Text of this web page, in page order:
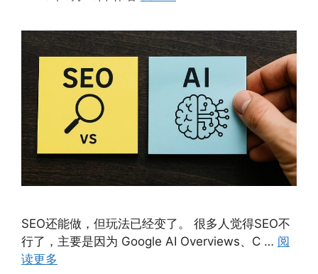
SEO还能做，但玩法已经变了。 很多人觉得SEO不
行了，主要是因为 Google AI Overviews、C … 阅
读更多